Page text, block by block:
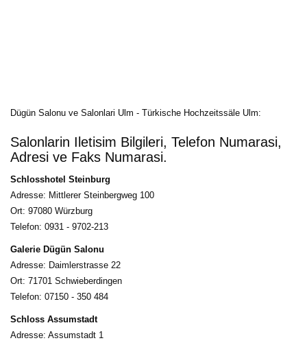
Dügün Salonu ve Salonlari Ulm - Türkische Hochzeitssäle Ulm:
Salonlarin Iletisim Bilgileri, Telefon Numarasi,
Adresi ve Faks Numarasi.
Schlosshotel Steinburg
Adresse: Mittlerer Steinbergweg 100
Ort: 97080 Würzburg
Telefon: 0931 - 9702-213
Galerie Dügün Salonu
Adresse: Daimlerstrasse 22
Ort: 71701 Schwieberdingen
Telefon: 07150 - 350 484
Schloss Assumstadt
Adresse: Assumstadt 1